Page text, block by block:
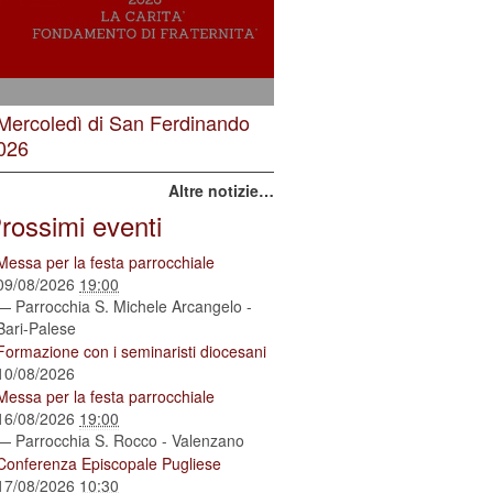
di San Ferdinando
Altre notizie…
eventi
per la festa parrocchiale
08/2026 19:00
Parrocchia S. Michele Arcangelo -
Palese
con i seminaristi diocesani
08/2026
per la festa parrocchiale
08/2026 19:00
Parrocchia S. Rocco - Valenzano
Episcopale Pugliese
08/2026 10:30